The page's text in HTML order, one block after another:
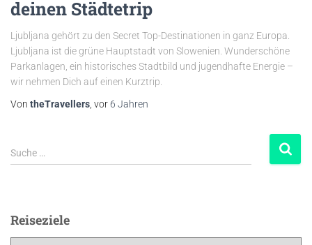
deinen Städtetrip
Ljubljana gehört zu den Secret Top-Destinationen in ganz Europa.
Ljubljana ist die grüne Hauptstadt von Slowenien. Wunderschöne
Parkanlagen, ein historisches Stadtbild und jugendhafte Energie –
wir nehmen Dich auf einen Kurztrip.
Von theTravellers , vor 6 Jahren
Suche …
Reiseziele